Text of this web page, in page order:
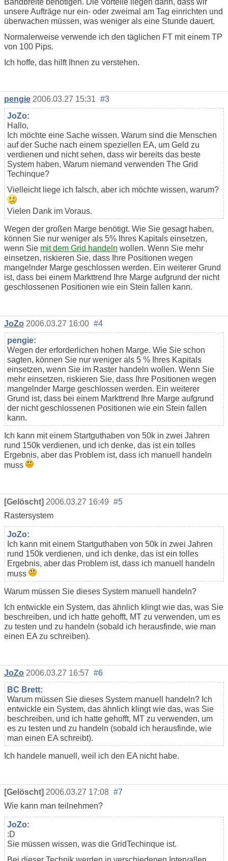
Bandbreite benötigen. Die Vorteile liegen darin, dass wir
unsere Aufträge nur ein- oder zweimal am Tag einrichten und
überwachen müssen, was weniger als eine Stunde dauert.
Normalerweise verwende ich den täglichen FT mit einem TP
von 100 Pips.
Ich hoffe, das hilft Ihnen zu verstehen.
pengie 2006.03.27 15:31 #3
JoZo:
Hallo,
Ich möchte eine Sache wissen. Warum sind die Menschen
auf der Suche nach einem speziellen EA, um Geld zu
verdienen und nicht sehen, dass wir bereits das beste
System haben, Warum niemand verwenden The Grid
Techinque?
Vielleicht liege ich falsch, aber ich möchte wissen, warum?
Vielen Dank im Voraus.
Wegen der großen Marge benötigt. Wie Sie gesagt haben,
können Sie nur weniger als 5% Ihres Kapitals einsetzen,
wenn Sie mit dem Grid handeln wollen. Wenn Sie mehr
einsetzen, riskieren Sie, dass Ihre Positionen wegen
mangelnder Marge geschlossen werden. Ein weiterer Grund
ist, dass bei einem Markttrend Ihre Marge aufgrund der nicht
geschlossenen Positionen wie ein Stein fallen kann.
JoZo 2006.03.27 16:00 #4
pengie:
Wegen der erforderlichen hohen Marge. Wie Sie schon
sagten, können Sie nur weniger als 5 % Ihres Kapitals
einsetzen, wenn Sie im Raster handeln wollen. Wenn Sie
mehr einsetzen, riskieren Sie, dass Ihre Positionen wegen
mangelnder Marge geschlossen werden. Ein weiterer
Grund ist, dass bei einem Markttrend Ihre Marge aufgrund
der nicht geschlossenen Positionen wie ein Stein fallen
kann.
Ich kann mit einem Startguthaben von 50k in zwei Jahren
rund 150k verdienen, und ich denke, das ist ein tolles
Ergebnis, aber das Problem ist, dass ich manuell handeln
muss
[Gelöscht] 2006.03.27 16:49 #5
Rastersystem
JoZo:
Ich kann mit einem Startguthaben von 50k in zwei Jahren
rund 150k verdienen, und ich denke, das ist ein tolles
Ergebnis, aber das Problem ist, dass ich manuell handeln
muss
Warum müssen Sie dieses System manuell handeln?
Ich entwickle ein System, das ähnlich klingt wie das, was Sie
beschreiben, und ich hatte gehofft, MT zu verwenden, um es
zu testen und zu handeln (sobald ich herausfinde, wie man
einen EA zu schreiben).
JoZo 2006.03.27 16:57 #6
BC Brett:
Warum müssen Sie dieses System manuell handeln? Ich
entwickle ein System, das ähnlich klingt wie das, was Sie
beschreiben, und ich hatte gehofft, MT zu verwenden, um
es zu testen und zu handeln (sobald ich herausfinde, wie
man einen EA schreibt).
Ich handele manuell, weil ich den EA nicht habe.
[Gelöscht] 2006.03.27 17:08 #7
Wie kann man teilnehmen?
JoZo:
:D
Sie müssen wissen, was die GridTechinque ist.